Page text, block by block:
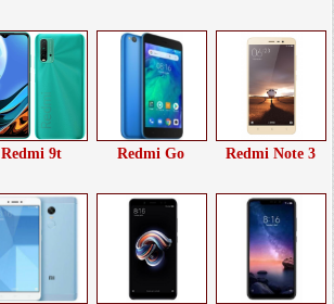
Redmi 9t Redmi Go Redmi Note 3